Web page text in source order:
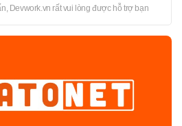
Devwork.vn rất vui lòng được hỗ trợ bạn